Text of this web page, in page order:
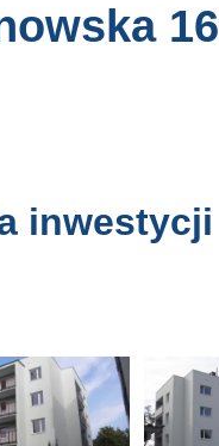
16
inwestycji